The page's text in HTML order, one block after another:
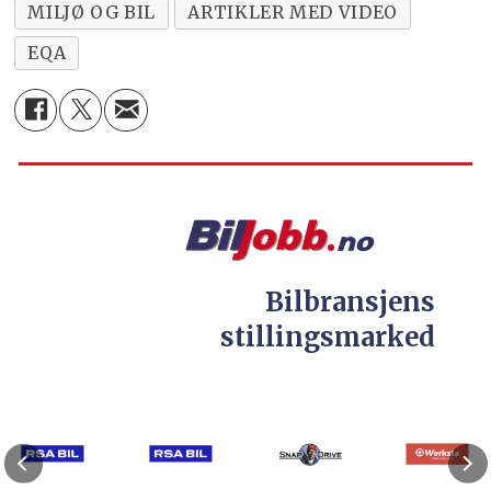
MILJØ OG BIL
ARTIKLER MED VIDEO
EQA
Bilbransjens
stillingsmarked